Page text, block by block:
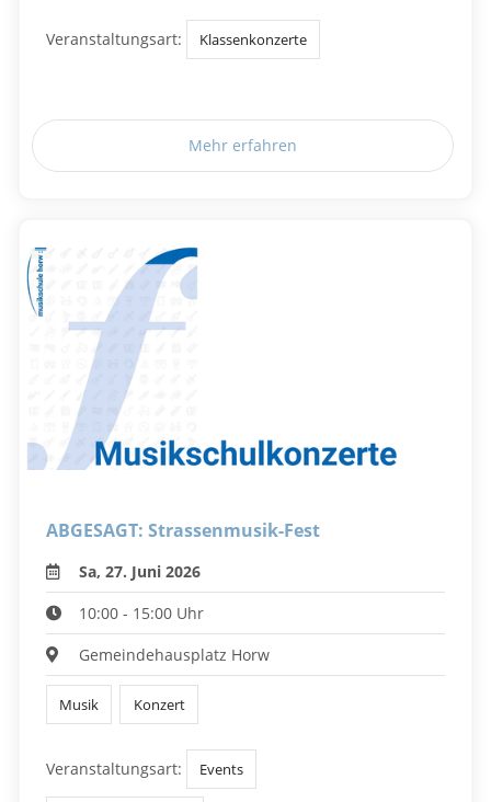
Veranstaltungsart: Klassenkonzerte
Mehr erfahren
ABGESAGT: Strassenmusik-Fest
Sa, 27. Juni 2026
10:00 - 15:00 Uhr
Gemeindehausplatz Horw
Musik Konzert
Veranstaltungsart: Events